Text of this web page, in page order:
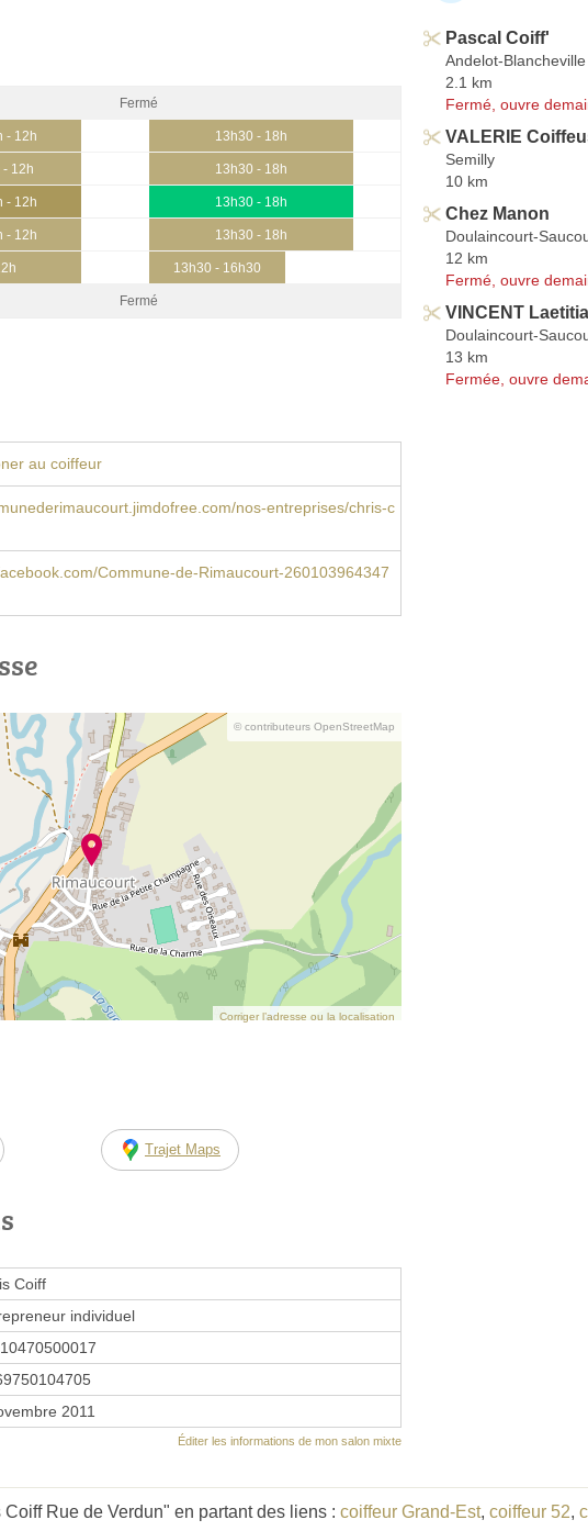
Fermé
- 12h 13h30 - 18h
- 12h 13h30 - 18h
- 12h 13h30 - 18h
- 12h 13h30 - 18h
13h30 - 16h30
Fermé
au coiffeur
nos-entreprises/chris-c
Commune-de-Rimaucourt-260103964347
© contributeurs OpenStreetMap
Corriger l’adresse ou la localisation
Trajet Maps
Coiff
individuel
2011
Éditer les informations de mon salon mixte
Pascal Coiff'
Andelot-Blancheville
2.1 km
Fermé, ouvre
VALERIE
Semilly
10 km
Chez Manon
Doulaincourt-
12 km
Fermé, ouvre
VINCENT Laetitia
Doulaincourt-
13 km
Fermée, ouvre
Rue de Verdun" en partant des liens : coiffeur Grand-Est, coiffeur 52,